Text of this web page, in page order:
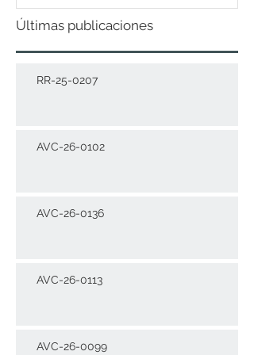
Últimas publicaciones
RR-25-0207
AVC-26-0102
AVC-26-0136
AVC-26-0113
AVC-26-0099